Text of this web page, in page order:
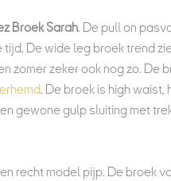
Broek Sarah. De pull on
De wide leg broek trend
zeker ook nog zo. De
. De broek is high waist,
gewone gulp sluiting met
recht model pijp. De broek